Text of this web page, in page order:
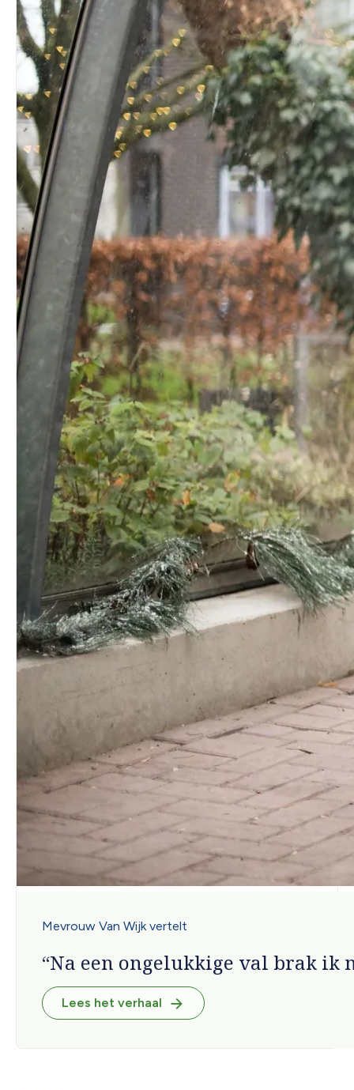
Na een ongelukkige val brak ik
Mevrouw Van Wijk vertelt
Lees het verhaal